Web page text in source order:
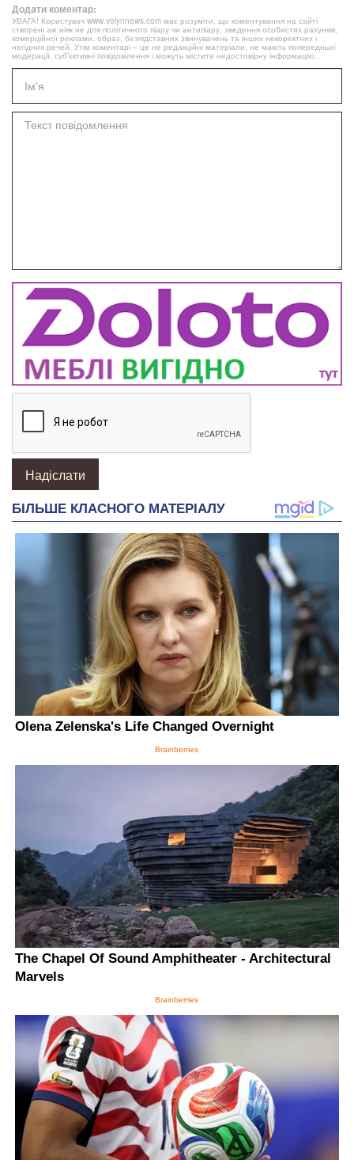
Додати коментар:
УВАГА! Користувач www.volynnews.com має розуміти, що коментування на сайті
створені аж ніяк не для політичного піару чи антипіару, зведення особистих рахунків,
комерційної реклами, образ, безпідставних звинувачень та інших некоректних і
негідних речей. Утім коментарі – це не редакційні матеріали, не мають попередньої
модерації, суб’єктивні повідомлення і можуть містити недостовірну інформацію.